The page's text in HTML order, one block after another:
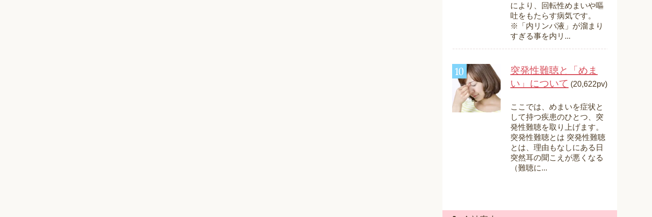
により、回転性めまいや嘔
吐をもたらす病気です。
※「内リンパ液」が溜まり
すぎる事を内リ...
突発性難聴と「めま
い」について (20,622pv)
ここでは、めまいを症状と
して持つ疾患のひとつ、突
発性難聴を取り上げます。
突発性難聴とは 突発性難聴
とは、理由もなしにある日
突然耳の聞こえが悪くなる
（難聴に...